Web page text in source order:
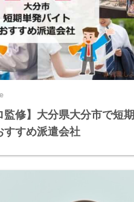
監修】大分県大分市で短期
すすめ派遣会社